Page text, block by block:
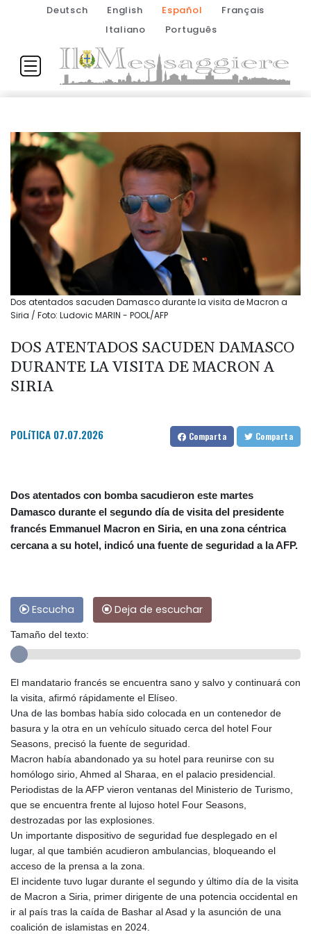
Deutsch English Español
Français
Italiano
Português
Dos atentados sacuden Damasco durante la visita de Macron a
Siria / Foto: Ludovic MARIN - POOL/AFP
DOS ATENTADOS SACUDEN DAMASCO
DURANTE LA VISITA DE MACRON A
SIRIA
POLíTICA 07.07.2026 Comparta Comparta
Dos atentados con bomba sacudieron este martes
Damasco durante el segundo día de visita del presidente
francés Emmanuel Macron en Siria, en una zona céntrica
cercana a su hotel, indicó una fuente de seguridad a la AFP.
Escucha Deja de escuchar
Tamaño del texto:
El mandatario francés se encuentra sano y salvo y continuará con
la visita, afirmó rápidamente el Elíseo.
Una de las bombas había sido colocada en un contenedor de
basura y la otra en un vehículo situado cerca del hotel Four
Seasons, precisó la fuente de seguridad.
Macron había abandonado ya su hotel para reunirse con su
homólogo sirio, Ahmed al Sharaa, en el palacio presidencial.
Periodistas de la AFP vieron ventanas del Ministerio de Turismo,
que se encuentra frente al lujoso hotel Four Seasons,
destrozadas por las explosiones.
Un importante dispositivo de seguridad fue desplegado en el
lugar, al que también acudieron ambulancias, bloqueando el
acceso de la prensa a la zona.
El incidente tuvo lugar durante el segundo y último día de la visita
de Macron a Siria, primer dirigente de una potencia occidental en
ir al país tras la caída de Bashar al Asad y la asunción de una
coalición de islamistas en 2024.